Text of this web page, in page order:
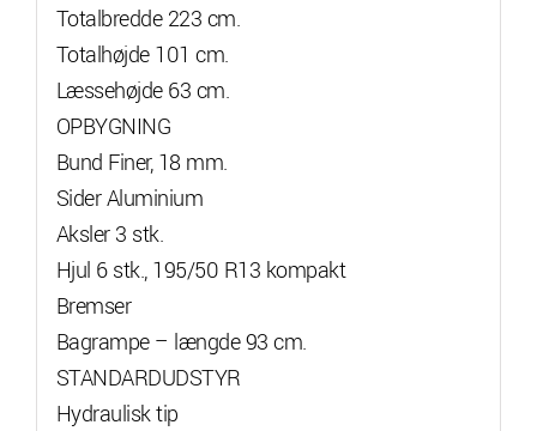
Totalbredde 223 cm.
Totalhøjde 101 cm.
Læssehøjde 63 cm.
OPBYGNING
Bund Finer, 18 mm.
Sider Aluminium
Aksler 3 stk.
Hjul 6 stk., 195/50 R13 kompakt
Bremser
Bagrampe – længde 93 cm.
STANDARDUDSTYR
Hydraulisk tip